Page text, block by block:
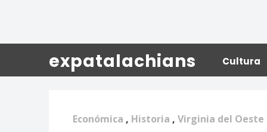
expatalachians Cultura
Económica , Historia , Virginia del Oeste